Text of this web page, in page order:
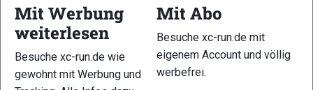
89
Mit Werbung
weiterlesen
Besuche xc-run.de wie
gewohnt mit Werbung und
Mit Abo
Besuche xc-run.de mit
eigenem Account und völlig
werbefrei.